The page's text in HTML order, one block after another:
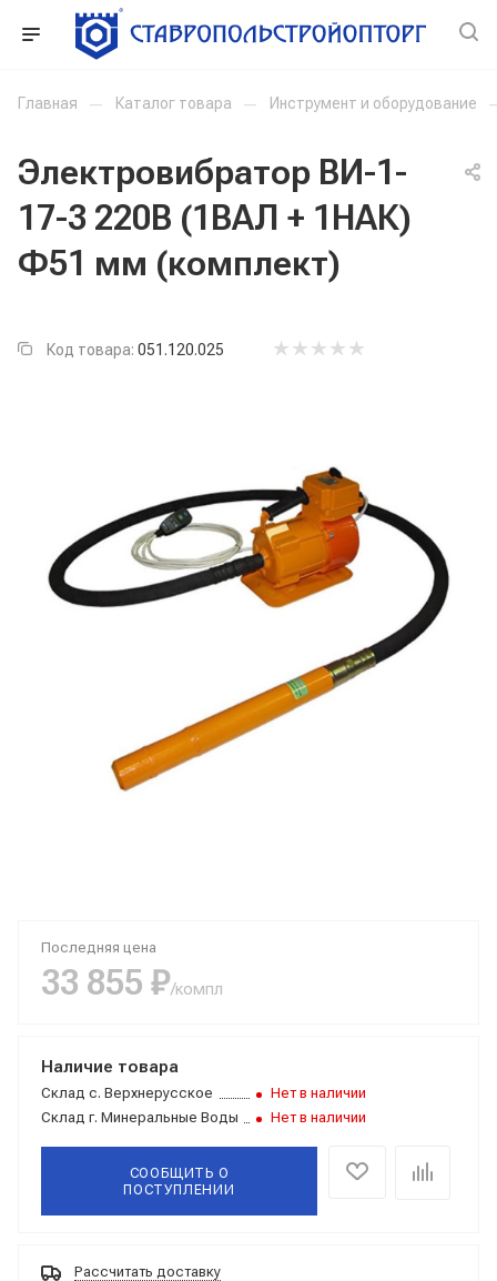
Главная — Каталог товара — Инструмент и оборудование
Электровибратор ВИ-1-
17-3 220В (1ВАЛ + 1НАК)
Ф51 мм (комплект)
Код товара: 051.120.025
Последняя цена
33 855 ₽/компл
Наличие товара
Склад с. Верхнерусское
Нет в наличии
Склад г. Минеральные Воды Нет в наличии
СООБЩИТЬ О
ПОСТУПЛЕНИИ
Рассчитать доставку